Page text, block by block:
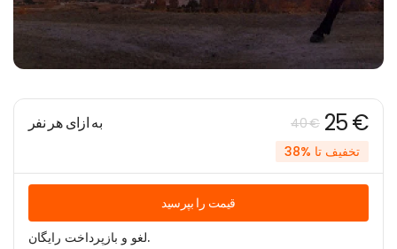
به ازای هر نفر 40 € 25 €
تخفیف تا %38
قیمت را بپرسید
لغو و بازپرداخت رایگان.